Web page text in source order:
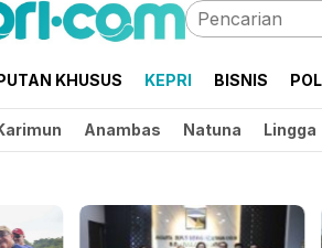
KHUSUS KEPRI BISNIS
Anambas Natuna Lingga